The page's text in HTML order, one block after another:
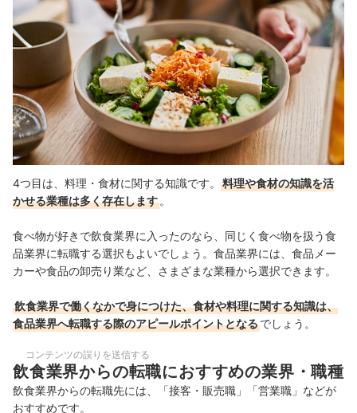
4つ目は、料理・食材に関する知識です。
料理や食材の知識を活
かせる業種は多く存在します 。
食べ物が好きで飲食業界に入ったのなら、同じく食べ物を扱う食
品業界に転職する選択もよいでしょう。食品業界には、食品メー
カーや食品の卸売り業など、さまざまな業種から選択できます。
飲食業界で働くなかで身につけた、食材や料理に関する知識は、
食品業界へ転職する際のアピールポイントとなるでしょう。
コンテンツの誤りを送信する
飲食業界からの転職におすすめの業界・職種
飲食業界からの転職先には、「接客・販売職」「営業職」などが
おすすめです。